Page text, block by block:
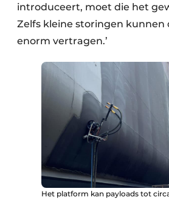
introduceert, moet die het
Zelfs kleine storingen kunnen
enorm vertragen.’
Het platform kan payloads tot